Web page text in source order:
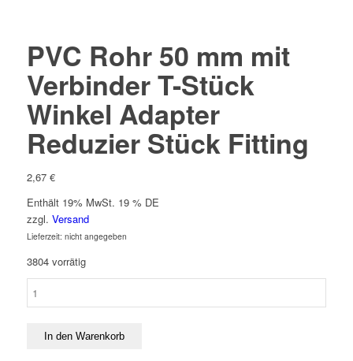
PVC Rohr 50 mm mit
Verbinder T-Stück
Winkel Adapter
Reduzier Stück Fitting
2,67 €
Enthält 19% MwSt. 19 % DE
zzgl. Versand
Lieferzeit: nicht angegeben
3804 vorrätig
In den Warenkorb